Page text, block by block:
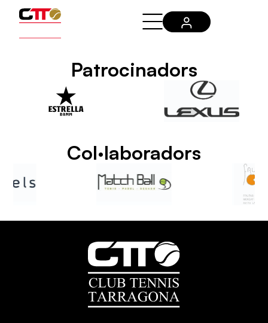
Patrocinadors
Col·laboradors